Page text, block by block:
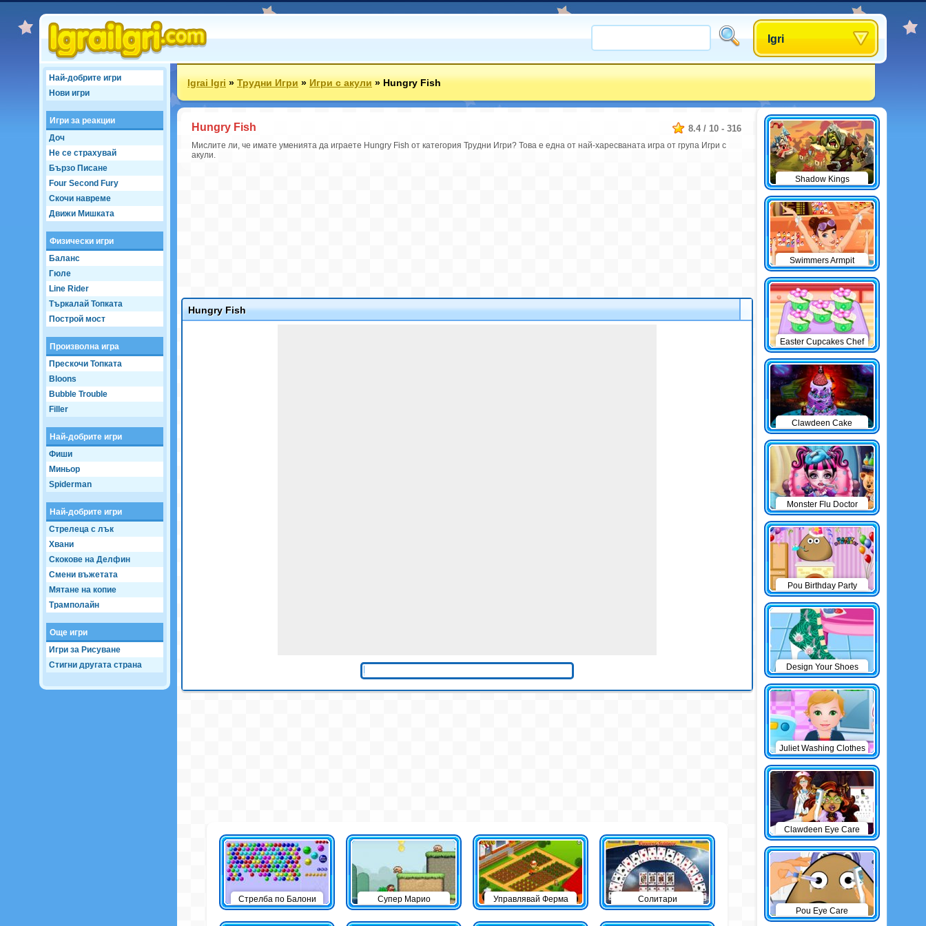
Igri
Най-добрите игри
Нови игри
Игри за реакции
Доч
Не се страхувай
Бързо Писане
Four Second Fury
Скочи навреме
Движи Мишката
Физически игри
Баланс
Гюле
Line Rider
Търкалай Топката
Построй мост
Произволна игра
Прескочи Топката
Bloons
Bubble Trouble
Filler
Най-добрите игри
Фиши
Миньор
Spiderman
Най-добрите игри
Стрелеца с лък
Хвани
Скокове на Делфин
Смени въжетата
Мятане на копие
Трамполайн
Още игри
Игри за Рисуване
Стигни другата страна
Igrai Igri»Трудни Игри»Игри с акули»Hungry Fish
8.4 / 10 - 316
Hungry Fish
Мислите ли, че имате уменията да играете Hungry Fish от категория Трудни Игри? Това е една от най-харесваната игра от група Игри с
акули.
Hungry Fish
Стрелба по Балони Супер Марио Управлявай Ферма Солитари
Shadow Kings
Swimmers Armpit
Easter Cupcakes Chef
Clawdeen Cake
Monster Flu Doctor
Pou Birthday Party
Design Your Shoes
Juliet Washing Clothes
Clawdeen Eye Care
Pou Eye Care